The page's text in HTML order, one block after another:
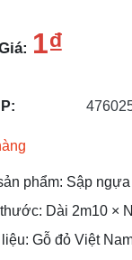
1₫
phẩm: Sập
Dài 2m10 ×
Gỗ đỏ Việt